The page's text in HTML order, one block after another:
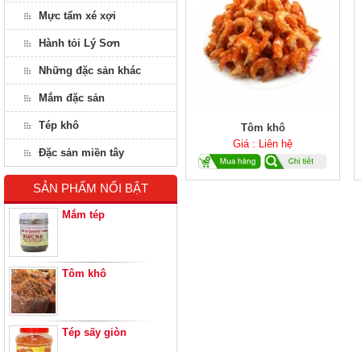
Mực tẩm xé xợi
Hành tỏi Lý Sơn
Những đặc sản khác
Mắm đặc sản
Tép khô
Đặc sản miền tây
SẢN PHẨM NỔI BẬT
Mắm tép
Tôm khô
Tép sấy giòn
Tôm khô
Giá : Liên hệ